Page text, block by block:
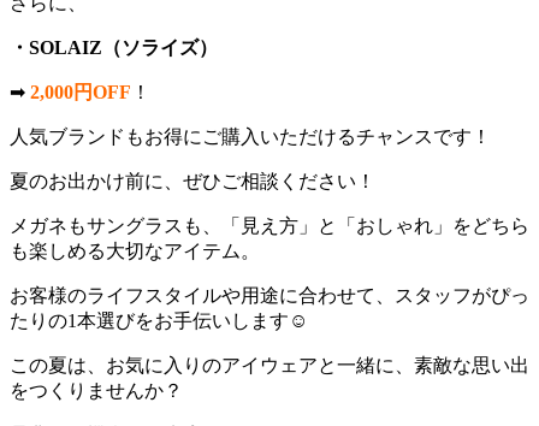
・SOLAIZ（ソライズ）
➡ 2,000円OFF ！
人気ブランドもお得にご購入いただけるチャンスです！
夏のお出かけ前に、ぜひご相談ください！
メガネもサングラスも、「見え方」と「おしゃれ」をどちら
も楽しめる大切なアイテム。
お客様のライフスタイルや用途に合わせて、スタッフがぴっ
たりの1本選びをお手伝いします☺️
この夏は、お気に入りのアイウェアと一緒に、素敵な思い出
をつくりませんか？